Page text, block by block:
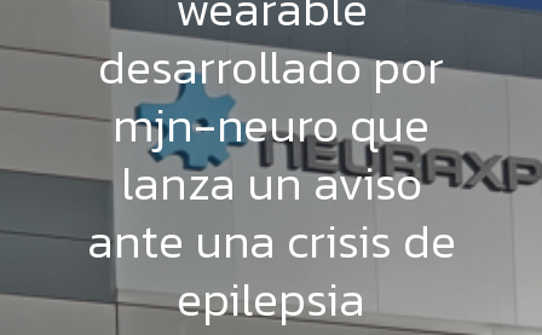
desarrollado por
mjn-neuro que
lanza un aviso
ante una crisis de
epilepsia